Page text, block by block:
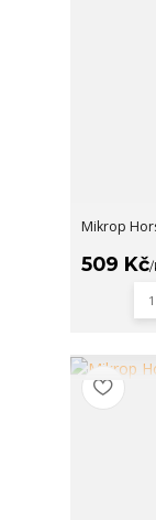
Mikrop
509 Kč/